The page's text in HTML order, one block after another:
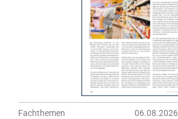
Fachthemen
06.08.2026